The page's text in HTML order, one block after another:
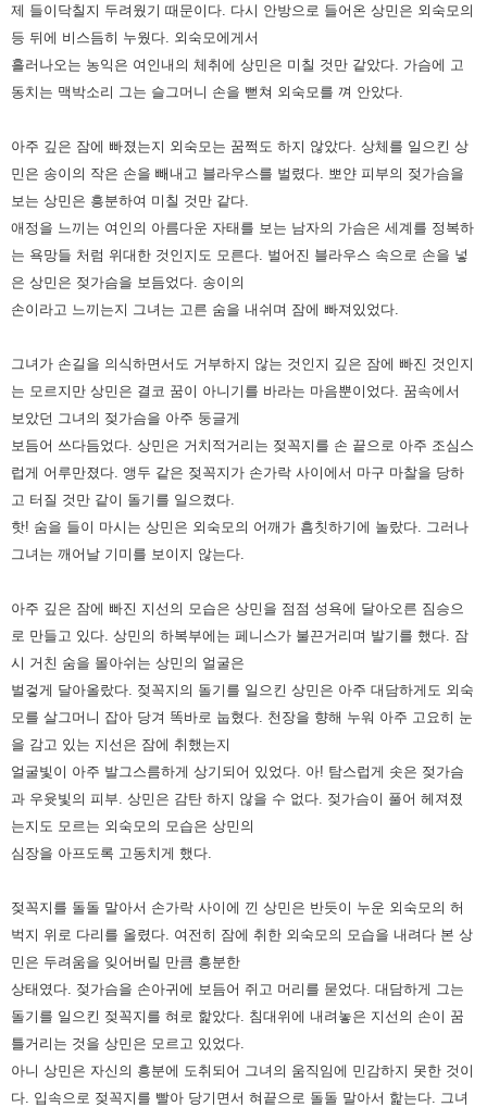
제 들이닥칠지 두려웠기 때문이다. 다시 안방으로 들어온 상민은 외숙모의
등 뒤에 비스듬히 누웠다. 외숙모에게서
흘러나오는 농익은 여인내의 체취에 상민은 미칠 것만 같았다. 가슴에 고
동치는 맥박소리 그는 슬그머니 손을 뻗쳐 외숙모를 껴 안았다.
아주 깊은 잠에 빠졌는지 외숙모는 꿈쩍도 하지 않았다. 상체를 일으킨 상
민은 송이의 작은 손을 빼내고 블라우스를 벌렸다. 뽀얀 피부의 젖가슴을
보는 상민은 흥분하여 미칠 것만 같다.
애정을 느끼는 여인의 아름다운 자태를 보는 남자의 가슴은 세계를 정복하
는 욕망들 처럼 위대한 것인지도 모른다. 벌어진 블라우스 속으로 손을 넣
은 상민은 젖가슴을 보듬었다. 송이의
손이라고 느끼는지 그녀는 고른 숨을 내쉬며 잠에 빠져있었다.
그녀가 손길을 의식하면서도 거부하지 않는 것인지 깊은 잠에 빠진 것인지
는 모르지만 상민은 결코 꿈이 아니기를 바라는 마음뿐이었다. 꿈속에서
보았던 그녀의 젖가슴을 아주 둥글게
보듬어 쓰다듬었다. 상민은 거치적거리는 젖꼭지를 손 끝으로 아주 조심스
럽게 어루만졌다. 앵두 같은 젖꼭지가 손가락 사이에서 마구 마찰을 당하
고 터질 것만 같이 돌기를 일으켰다.
핫! 숨을 들이 마시는 상민은 외숙모의 어깨가 흠칫하기에 놀랐다. 그러나
그녀는 깨어날 기미를 보이지 않는다.
아주 깊은 잠에 빠진 지선의 모습은 상민을 점점 성욕에 달아오른 짐승으
로 만들고 있다. 상민의 하복부에는 페니스가 불끈거리며 발기를 했다. 잠
시 거친 숨을 몰아쉬는 상민의 얼굴은
벌겋게 달아올랐다. 젖꼭지의 돌기를 일으킨 상민은 아주 대담하게도 외숙
모를 살그머니 잡아 당겨 똑바로 눕혔다. 천장을 향해 누워 아주 고요히 눈
을 감고 있는 지선은 잠에 취했는지
얼굴빛이 아주 발그스름하게 상기되어 있었다. 아! 탐스럽게 솟은 젖가슴
과 우윳빛의 피부. 상민은 감탄 하지 않을 수 없다. 젖가슴이 풀어 헤져졌
는지도 모르는 외숙모의 모습은 상민의
심장을 아프도록 고동치게 했다.
젖꼭지를 돌돌 말아서 손가락 사이에 낀 상민은 반듯이 누운 외숙모의 허
벅지 위로 다리를 올렸다. 여전히 잠에 취한 외숙모의 모습을 내려다 본 상
민은 두려움을 잊어버릴 만큼 흥분한
상태였다. 젖가슴을 손아귀에 보듬어 쥐고 머리를 묻었다. 대담하게 그는
돌기를 일으킨 젖꼭지를 혀로 핥았다. 침대위에 내려놓은 지선의 손이 꿈
틀거리는 것을 상민은 모르고 있었다.
아니 상민은 자신의 흥분에 도취되어 그녀의 움직임에 민감하지 못한 것이
다. 입속으로 젖꼭지를 빨아 당기면서 혀끝으로 돌돌 말아서 핥는다. 그녀